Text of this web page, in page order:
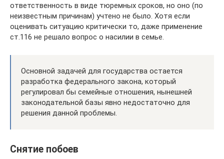
ответственность в виде тюремных сроков, но оно (по
неизвестным причинам) учтено не было. Хотя если
оценивать ситуацию критически то, даже применение
ст.116 не решало вопрос о насилии в семье.
Основной задачей для государства остается
разработка федерального закона, который
регулировал бы семейные отношения, нынешней
законодательной базы явно недостаточно для
решения данной проблемы.
Снятие побоев